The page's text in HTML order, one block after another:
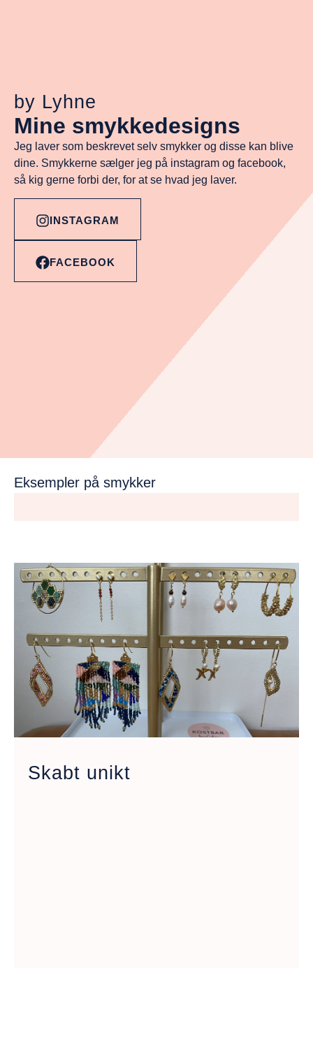
by Lyhne
Mine smykkedesigns
Jeg laver som beskrevet selv smykker og disse kan blive
dine. Smykkerne sælger jeg på instagram og facebook,
så kig gerne forbi der, for at se hvad jeg laver.
INSTAGRAM
FACEBOOK
Eksempler på smykker
Skabt unikt